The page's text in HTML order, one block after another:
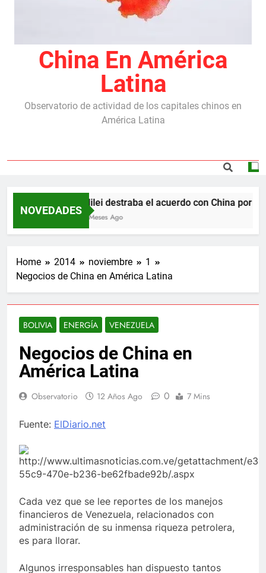
China En América
Latina
Observatorio de actividad de los capitales chinos en
América Latina
NOVEDADES
Milei destraba el acuerdo con China por las
5 Meses Ago
Home 2014 noviembre
1
Negocios de China en América Latina
BOLIVIA ENERGÍA VENEZUELA
Negocios de China en
América Latina
Observatorio 12 Años Ago 0 7 Mins
Fuente: ElDiario.net
Cada vez que se lee reportes de los manejos
financieros de Venezuela, relacionados con
administración de su inmensa riqueza petrolera,
es para llorar.
Algunos irresponsables han dispuesto tantos